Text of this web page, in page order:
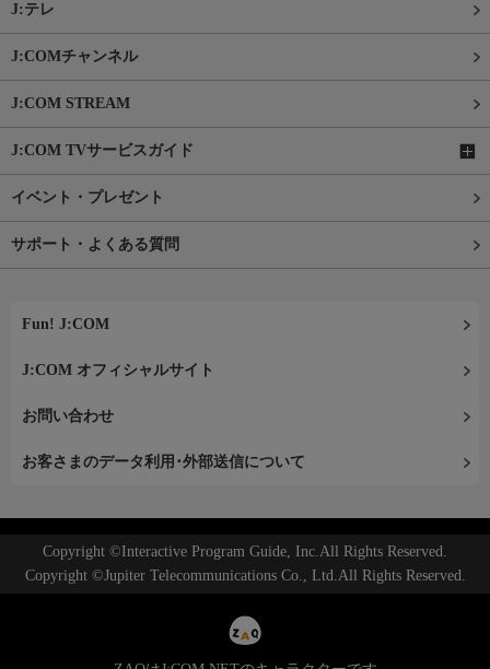
J:テレ
J:COMチャンネル
J:COM STREAM
J:COM TVサービスガイド
イベント・プレゼント
サポート・よくある質問
Fun! J:COM
J:COM オフィシャルサイト
お問い合わせ
お客さまのデータ利用･外部送信について
Copyright ©Interactive Program Guide, Inc.All Rights Reserved.
Copyright ©Jupiter Telecommunications Co., Ltd.All Rights Reserved.